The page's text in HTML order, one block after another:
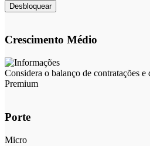
Desbloquear
Crescimento Médio
Considera o balanço de contratações
Premium
Porte
Micro